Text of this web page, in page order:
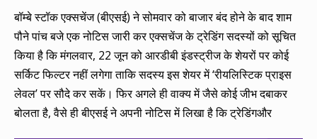
06-
21
बॉम्बे स्टॉक एक्सचेंज (बीएसई) ने सोमवार को बाजार बंद होने के बाद शाम
पौने पांच बजे एक नोटिस जारी कर एक्सचेंज के ट्रेडिंग सदस्यों को सूचित
किया है कि मंगलवार, 22 जून को आरडीबी इंडस्ट्रीज के शेयरों पर कोई
सर्किट फिल्टर नहीं लगेगा ताकि सदस्य इस शेयर में ‘रीयलिस्टिक प्राइस
लेवल’ पर सौदे कर सकें। फिर अगले ही वाक्य में जैसे कोई जीभ दबाकर
बोलता है, वैसे ही बीएसई ने अपनी नोटिस में लिखा है कि ट्रेडिंगऔर